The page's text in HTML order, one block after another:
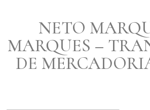
NETO
MARQUES –
DE